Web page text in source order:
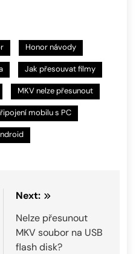
Honor návody
Jak přesouvat filmy
MKV nelze přesunout
mobilu s PC
Next:
Nelze přesunout
MKV soubor na USB
flash disk?